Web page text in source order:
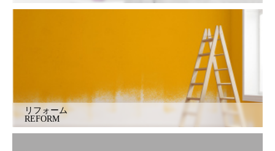
リフォーム
REFORM